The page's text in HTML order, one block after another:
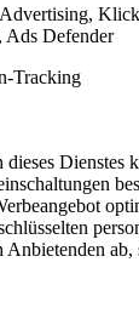
Ads Defender
Tracking
dieses Dienstes
ab,